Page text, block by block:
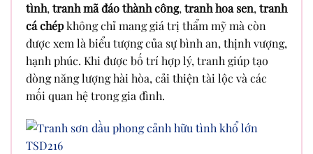
tình, tranh mã đáo thành công, tranh hoa sen, tranh
cá chépkhông chỉ mang giá trị thẩm mỹ mà còn
được xem là biểu tượng của sự bình an, thịnh vượng,
hạnh phúc. Khi được bố trí hợp lý, tranh giúp tạo
dòng năng lượng hài hòa, cải thiện tài lộc và các
mối quan hệ trong gia đình.